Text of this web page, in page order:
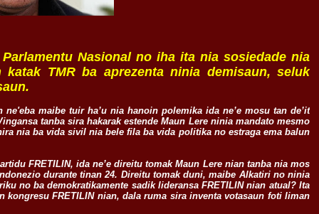
Nasional no iha ita nia sosiedade nia
TMR ba aprezenta ninia demisaun, seluk
maibe tuir ha’u nia hanoin polemika ida ne’e mosu tan de’it
tanba sira hakarak estende Maun Lere ninia mandato mesmo
nia ba vida sivil nia bele fila ba vida politika no estraga ema balun
FRETILIN, ida ne’e direitu tomak Maun Lere nian tanba nia mos
durante tinan 24. Direitu tomak duni, maibe Alkatiri no ninia
no ba demokratikamente sadik lideransa FRETILIN nian atual? Ita
FRETILIN nian, dala ruma sira inventa votasaun foti liman